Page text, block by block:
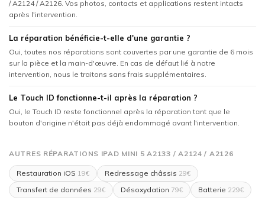
/ A2124 / A2126. Vos photos, contacts et applications restent intacts
après l'intervention.
La réparation bénéficie-t-elle d'une garantie ?
Oui, toutes nos réparations sont couvertes par une garantie de 6 mois
sur la pièce et la main-d'œuvre. En cas de défaut lié à notre
intervention, nous le traitons sans frais supplémentaires.
Le Touch ID fonctionne-t-il après la réparation ?
Oui, le Touch ID reste fonctionnel après la réparation tant que le
bouton d'origine n'était pas déjà endommagé avant l'intervention.
AUTRES RÉPARATIONS IPAD MINI 5 A2133 / A2124 / A2126
Restauration iOS 19€ Redressage châssis 29€
Transfert de données 29€ Désoxydation 79€ Batterie 229€